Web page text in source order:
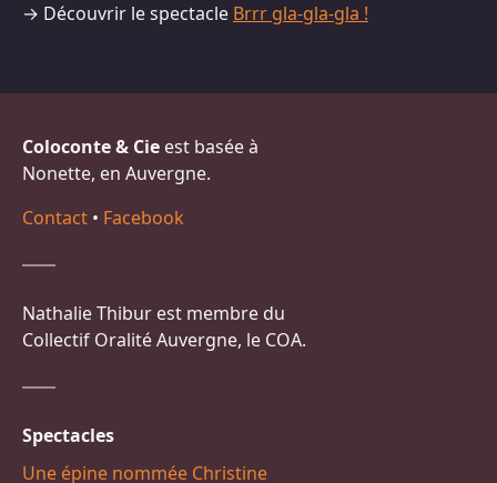
→ Découvrir le spectacle Brrr gla-gla-gla !
Coloconte & Cie est basée à
Nonette, en Auvergne.
Contact • Facebook
Nathalie Thibur est membre du
Collectif Oralité Auvergne, le COA.
Spectacles
Une épine nommée Christine